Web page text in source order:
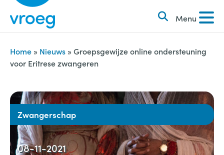
i
Menu
k
e
n
n
a
r
:
Home » Nieuws » Groepsgewijze online ondersteuning
voor Eritrese zwangeren
Zwangerschap
08-11-2021